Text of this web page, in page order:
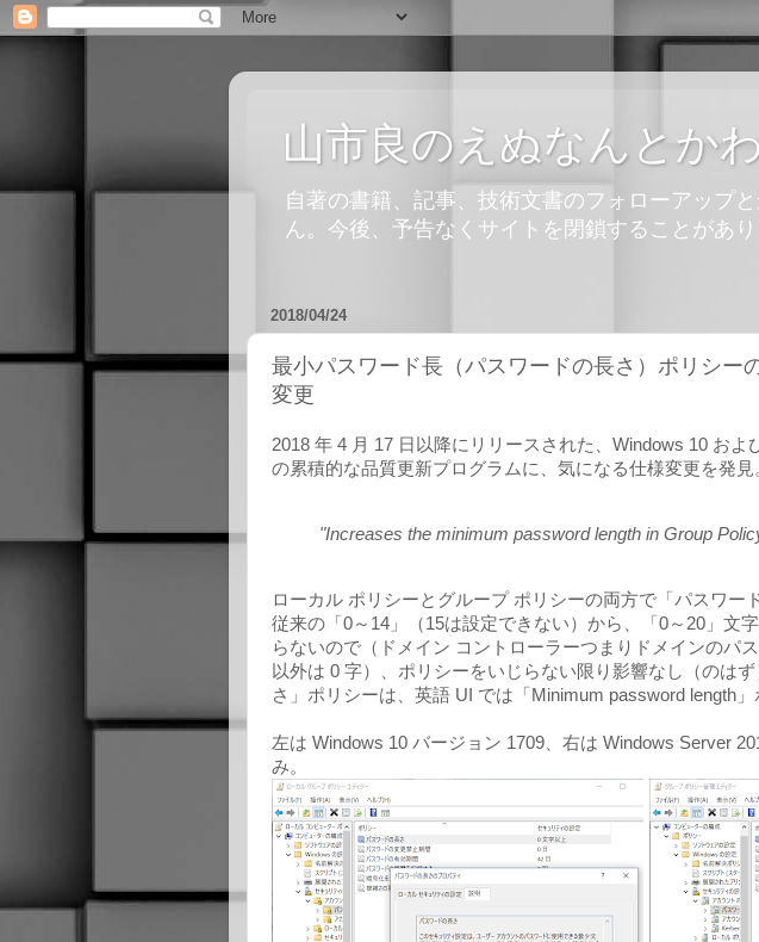
山市良のえぬなんとか
自著の書籍、記事、技術文書のフォローアップ
ん。今後、予告なくサイトを閉鎖することがあ
2018/04/24
最小パスワード長（パスワードの長さ）ポリシー
変更
2018 年 4 月 17 日以降にリリースされた、Windows 10 およ
の累積的な品質更新プログラムに、気になる仕様変更を発見
"Increases the minimum password length in Group
ローカル ポリシーとグループ ポリシーの両方で「パスワー
従来の「0～14」（15は設定できない）から、「0～20」文
らないので（ドメイン コントローラーつまりドメインのパ
以外は 0 字）、ポリシーをいじらない限り影響なし（のは
さ」ポリシーは、英語 UI では「Minimum password length」
左は Windows 10 バージョン 1709、右は Windows Server
み。